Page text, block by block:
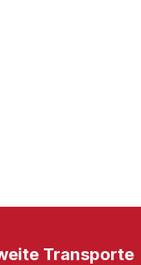
Transporte